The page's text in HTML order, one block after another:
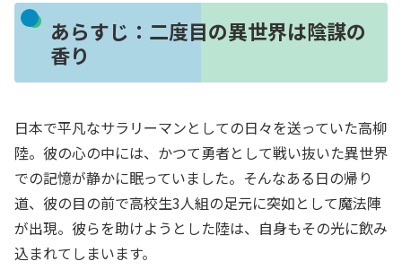
あらすじ：二度目の異世界は陰謀の
香り
日本で平凡なサラリーマンとしての日々を送っていた高柳
陸。彼の心の中には、かつて勇者として戦い抜いた異世界
での記憶が静かに眠っていました。そんなある日の帰り
道、彼の目の前で高校生3人組の足元に突如として魔法陣
が出現。彼らを助けようとした陸は、自身もその光に飲み
込まれてしまいます。